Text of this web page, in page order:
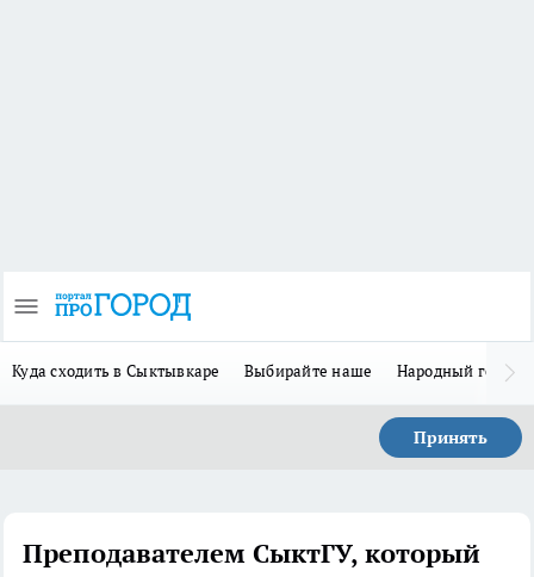
Куда сходить в Сыктывкаре Выбирайте наше Народный герой
Принять
Преподавателем СыктГУ, который